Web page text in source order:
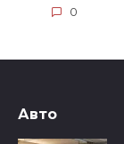
0
Авто